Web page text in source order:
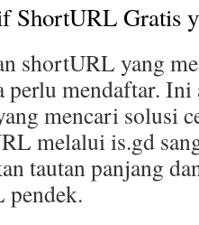
ShortURL Gratis
shortURL yang
perlu mendaftar.
mencari solusi
melalui is.gd
tautan panjang
pendek.